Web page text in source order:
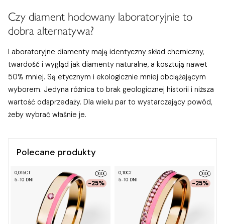
Czy diament hodowany laboratoryjnie to
dobra alternatywa?
Laboratoryjne diamenty mają identyczny skład chemiczny,
twardość i wygląd jak diamenty naturalne, a kosztują nawet
50% mniej. Są etycznym i ekologicznie mniej obciążającym
wyborem. Jedyna różnica to brak geologicznej historii i niższa
wartość odsprzedaży. Dla wielu par to wystarczający powód,
żeby wybrać właśnie je.
Polecane produkty
-25%
0,015CT
5-10 DNI
-25%
0,10CT
5-10 DNI